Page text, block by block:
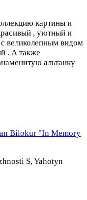
картины и
, уютный и
великолепным видом
. А также
альтанку
Bilokur "In Memory
S, Yahotyn